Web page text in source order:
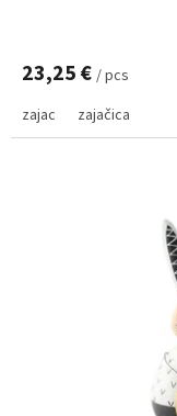
23,25 € / pcs
zajac zajačica